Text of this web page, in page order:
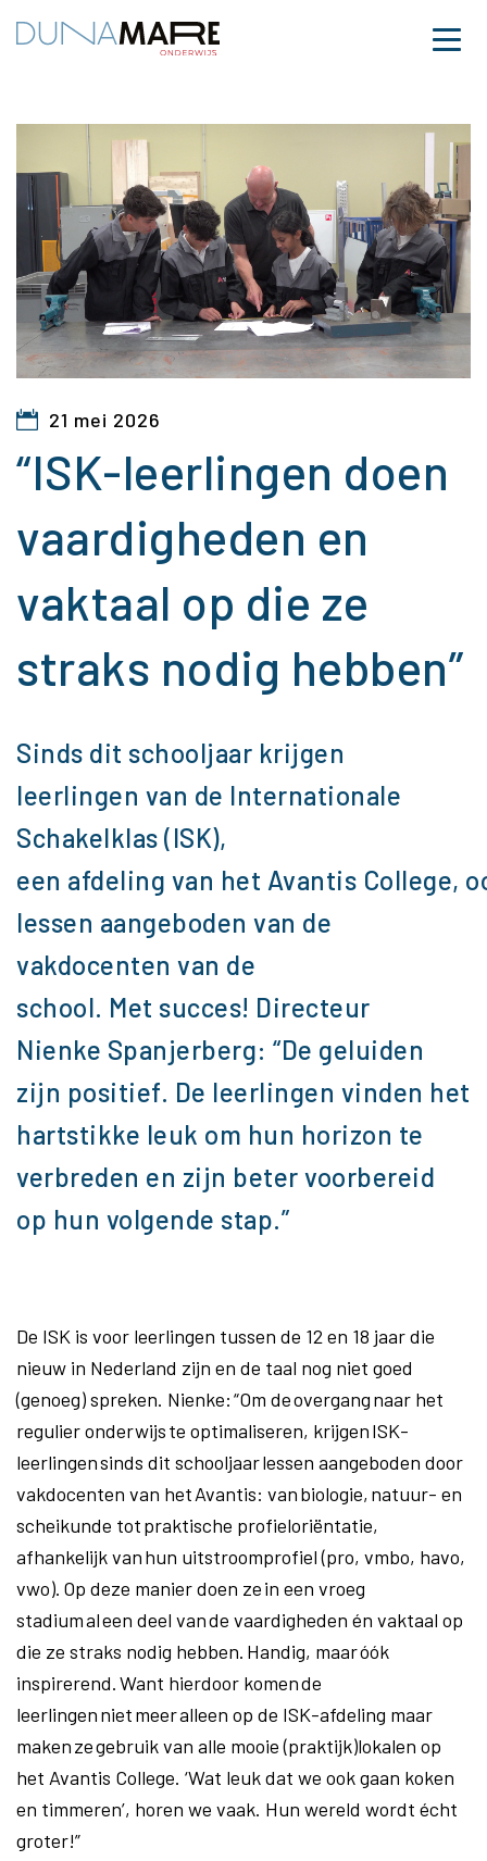
Menu
“ISK-leerlingen doen
21 mei 2026
“ISK-leerlingen doen
vaardigheden en
vaktaal op die ze
straks nodig hebben”
Sinds dit schooljaar krijgen
leerlingen van de Internationale
Schakelklas (ISK),
een afdeling van het Avantis College,
lessen aangeboden van de
vakdocenten van de
school. Met succes! Directeur
Nienke Spanjerberg: “De geluiden
zijn positief. De leerlingen vinden het
hartstikke leuk om hun horizon te
verbreden en zijn beter voorbereid
op hun volgende stap.”
De ISK is voor leerlingen tussen de 12 en 18 jaar die
nieuw in Nederland zijn en de taal nog niet goed
(genoeg) spreken. Nienke: “Om de overgang naar het
regulier onderwijs te optimaliseren, krijgen ISK-
leerlingen sinds dit schooljaar lessen aangeboden door
vakdocenten van het Avantis: van biologie, natuur- en
scheikunde tot praktische profieloriëntatie,
afhankelijk van hun uitstroomprofiel (pro, vmbo, havo,
vwo). Op deze manier doen ze in een vroeg
stadium al een deel van de vaardigheden én vaktaal op
die ze straks nodig hebben. Handig, maar óók
inspirerend. Want hierdoor komen de
leerlingen niet meer alleen op de ISK-afdeling maar
maken ze gebruik van alle mooie (praktijk)lokalen op
het Avantis College. ‘Wat leuk dat we ook gaan koken
en timmeren’, horen we vaak. Hun wereld wordt écht
groter!”